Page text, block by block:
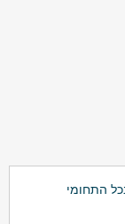
התחומי